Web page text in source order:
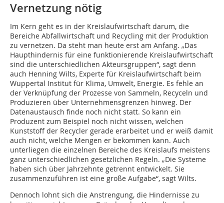
Vernetzung nötig
Im Kern geht es in der Kreislaufwirtschaft darum, die
Bereiche Abfallwirtschaft und Recycling mit der Produktion
zu vernetzen. Da steht man heute erst am Anfang. „Das
Haupthindernis für eine funktionierende Kreislaufwirtschaft
sind die unterschiedlichen Akteursgruppen“, sagt denn
auch Henning Wilts, Experte für Kreislaufwirtschaft beim
Wuppertal Institut für Klima, Umwelt, Energie. Es fehle an
der Verknüpfung der Prozesse von Sammeln, Recyceln und
Produzieren über Unternehmensgrenzen hinweg. Der
Datenaustausch finde noch nicht statt. So kann ein
Produzent zum Beispiel noch nicht wissen, welchen
Kunststoff der Recycler gerade erarbeitet und er weiß damit
auch nicht, welche Mengen er bekommen kann. Auch
unterliegen die einzelnen Bereiche des Kreislaufs meistens
ganz unterschiedlichen gesetzlichen Regeln. „Die Systeme
haben sich über Jahrzehnte getrennt entwickelt. Sie
zusammenzuführen ist eine große Aufgabe“, sagt Wilts.
Dennoch lohnt sich die Anstrengung, die Hindernisse zu